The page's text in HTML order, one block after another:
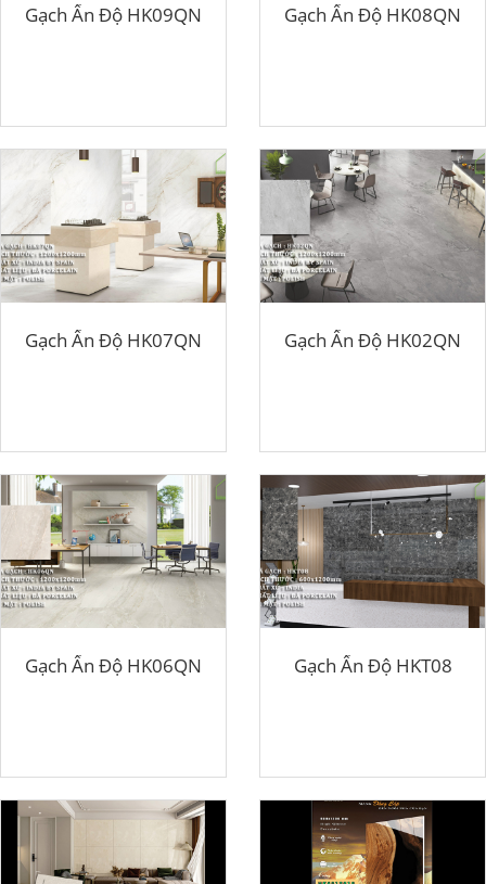
Gạch Ấn Độ HK09QN Gạch Ấn Độ HK08QN
Gạch Ấn Độ HK07QN Gạch Ấn Độ HK02QN
Gạch Ấn Độ HK06QN Gạch Ấn Độ HKT08